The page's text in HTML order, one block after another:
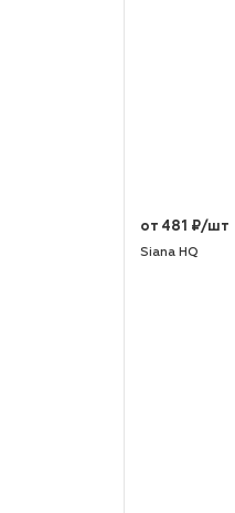
от 481 ₽/шт
Siana HQ